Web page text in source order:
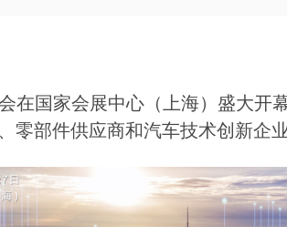
在国家会展中心（上海）盛大
部件供应商和汽车技术创新企业